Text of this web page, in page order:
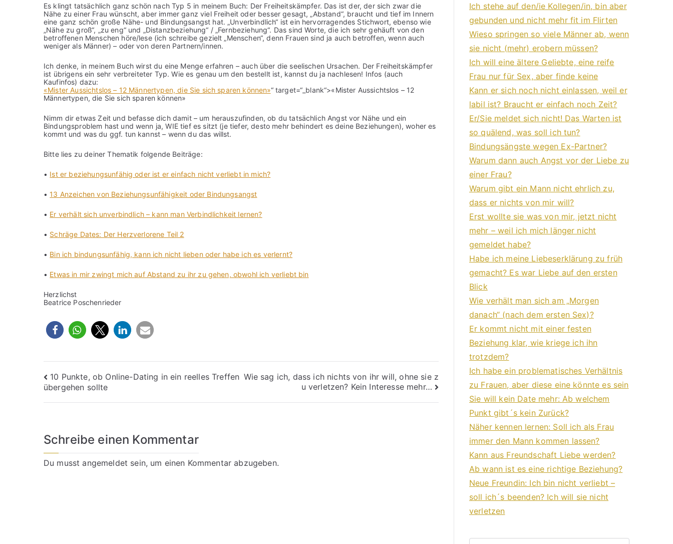
Es klingt tatsächlich ganz schön nach Typ 5 in meinem Buch: Der Freiheitskämpfer. Das ist der, der sich zwar die
Nähe zu einer Frau wünscht, aber immer ganz viel Freiheit oder besser gesagt, „Abstand“, braucht und tief im Innern
eine ganz schön große Nähe- und Bindungsangst hat. „Unverbindlich“ ist ein hervorragendes Stichwort, ebenso wie
„Nähe zu groß“, „zu eng“ und „Distanzbeziehung“ / „Fernbeziehung“. Das sind Worte, die ich sehr gehäuft von den
betroffenen Menschen höre/lese (ich schreibe gezielt „Menschen“, denn Frauen sind ja auch betroffen, wenn auch
weniger als Männer) – oder von deren Partnern/innen.
Ich denke, in meinem Buch wirst du eine Menge erfahren – auch über die seelischen Ursachen. Der Freiheitskämpfer
ist übrigens ein sehr verbreiteter Typ. Wie es genau um den bestellt ist, kannst du ja nachlesen! Infos (auch
Kaufinfos) dazu:
«Mister Aussichtslos – 12 Männertypen, die Sie sich sparen können»“ target=“_blank“>«Mister Aussichtslos – 12
Männertypen, die Sie sich sparen können»
Nimm dir etwas Zeit und befasse dich damit – um herauszufinden, ob du tatsächlich Angst vor Nähe und ein
Bindungsproblem hast und wenn ja, WIE tief es sitzt (je tiefer, desto mehr behindert es deine Beziehungen), woher es
kommt und was du ggf. tun kannst – wenn du das willst.
Bitte lies zu deiner Thematik folgende Beiträge:
• Ist er beziehungsunfähig oder ist er einfach nicht verliebt in mich?
•13 Anzeichen von Beziehungsunfähigkeit oder Bindungsangst
• Er verhält sich unverbindlich – kann man Verbindlichkeit lernen?
• Schräge Dates: Der Herzverlorene Teil 2
• Bin ich bindungsunfähig, kann ich nicht lieben oder habe ich es verlernt?
• Etwas in mir zwingt mich auf Abstand zu ihr zu gehen, obwohl ich verliebt bin
Herzlichst
Beatrice Poschenrieder
Beitragsnavigation
10 Punkte, ob Online-Dating in ein reelles Treffen
übergehen sollte
Wie sag ich, dass ich nichts von ihr will, ohne sie z
u verletzen? Kein Interesse mehr…
Schreibe einen Kommentar
Du musstangemeldet sein, um einen Kommentar abzugeben.
Ich stehe auf den/ie Kollegen/in, bin aber
gebunden und nicht mehr fit im Flirten
Wieso springen so viele Männer ab, wenn
sie nicht (mehr) erobern müssen?
Ich will eine ältere Geliebte, eine reife
Frau nur für Sex, aber finde keine
Kann er sich noch nicht einlassen, weil er
labil ist? Braucht er einfach noch Zeit?
Er/Sie meldet sich nicht! Das Warten ist
so quälend, was soll ich tun?
Bindungsängste wegen Ex-Partner?
Warum dann auch Angst vor der Liebe zu
einer Frau?
Warum gibt ein Mann nicht ehrlich zu,
dass er nichts von mir will?
Erst wollte sie was von mir, jetzt nicht
mehr – weil ich mich länger nicht
gemeldet habe?
Habe ich meine Liebeserklärung zu früh
gemacht? Es war Liebe auf den ersten
Blick
Wie verhält man sich am „Morgen
danach“ (nach dem ersten Sex)?
Er kommt nicht mit einer festen
Beziehung klar, wie kriege ich ihn
trotzdem?
Ich habe ein problematisches Verhältnis
zu Frauen, aber diese eine könnte es sein
Sie will kein Date mehr: Ab welchem
Punkt gibt´s kein Zurück?
Näher kennen lernen: Soll ich als Frau
immer den Mann kommen lassen?
Kann aus Freundschaft Liebe werden?
Ab wann ist es eine richtige Beziehung?
Neue Freundin: Ich bin nicht verliebt –
soll ich´s beenden? Ich will sie nicht
verletzen